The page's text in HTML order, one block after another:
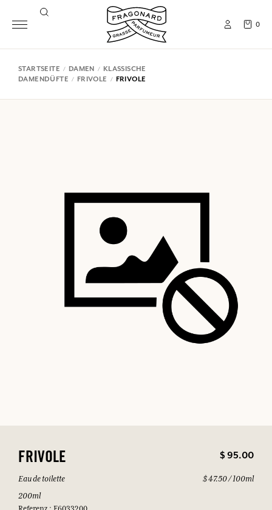
0
STARTSEITE DAMEN
KLASSISCHE
DAMENDÜFTE
FRIVOLE FRIVOLE
FRIVOLE $ 95.00
Eau de toilette
200ml
$ 47.50 / 100ml